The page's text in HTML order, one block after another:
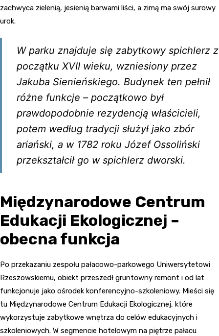
zachwyca zielenią, jesienią barwami liści, a zimą ma swój surowy
urok.
W parku znajduje się zabytkowy spichlerz z
początku XVII wieku, wzniesiony przez
Jakuba Sienieńskiego. Budynek ten pełnił
różne funkcje – początkowo był
prawdopodobnie rezydencją właścicieli,
potem według tradycji służył jako zbór
ariański, a w 1782 roku Józef Ossoliński
przekształcił go w spichlerz dworski.
Międzynarodowe Centrum
Edukacji Ekologicznej –
obecna funkcja
Po przekazaniu zespołu pałacowo-parkowego Uniwersytetowi
Rzeszowskiemu, obiekt przeszedł gruntowny remont i od lat
funkcjonuje jako ośrodek konferencyjno-szkoleniowy. Mieści się
tu Międzynarodowe Centrum Edukacji Ekologicznej, które
wykorzystuje zabytkowe wnętrza do celów edukacyjnych i
szkoleniowych. W segmencie hotelowym na piętrze pałacu